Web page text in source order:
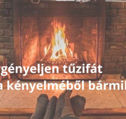
A SEFAG ZRT. NYUGDÍJAS
NYITOTT MEG